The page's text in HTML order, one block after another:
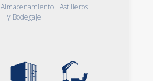
Almacenamiento
y Bodegaje
Astilleros